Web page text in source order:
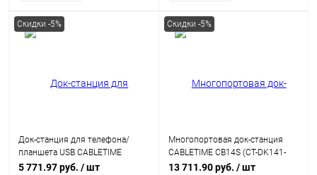
Скидки -5%
Док-станция для телефона/
планшета USB CABLETIME
CB02G (CT-HUBC8-AG) 8-в-1,
5 771.97 руб. / шт
Скидки -5%
Многопортовая док-станция
CABLETIME CB14S (CT-DK141-
AG) 15-В-1 8K USB C поддержкой
13 711.90 руб. / шт